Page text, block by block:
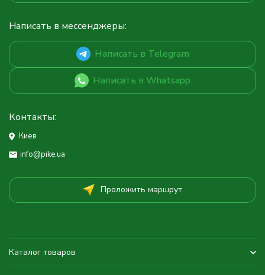
Написать в мессенджеры:
Написать в Telegram
Написать в Whatsapp
Контакты:
Киев
info@pike.ua
Проложить маршрут
Каталог товаров